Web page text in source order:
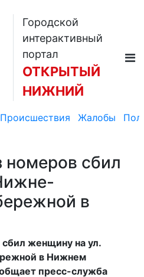
Городской
интерактивный
портал
ОТКРЫТЫЙ
НИЖНИЙ
Происшествия Жалобы
номеров сбил
в
женщину на ул.
в Нижнем
пресс-служба